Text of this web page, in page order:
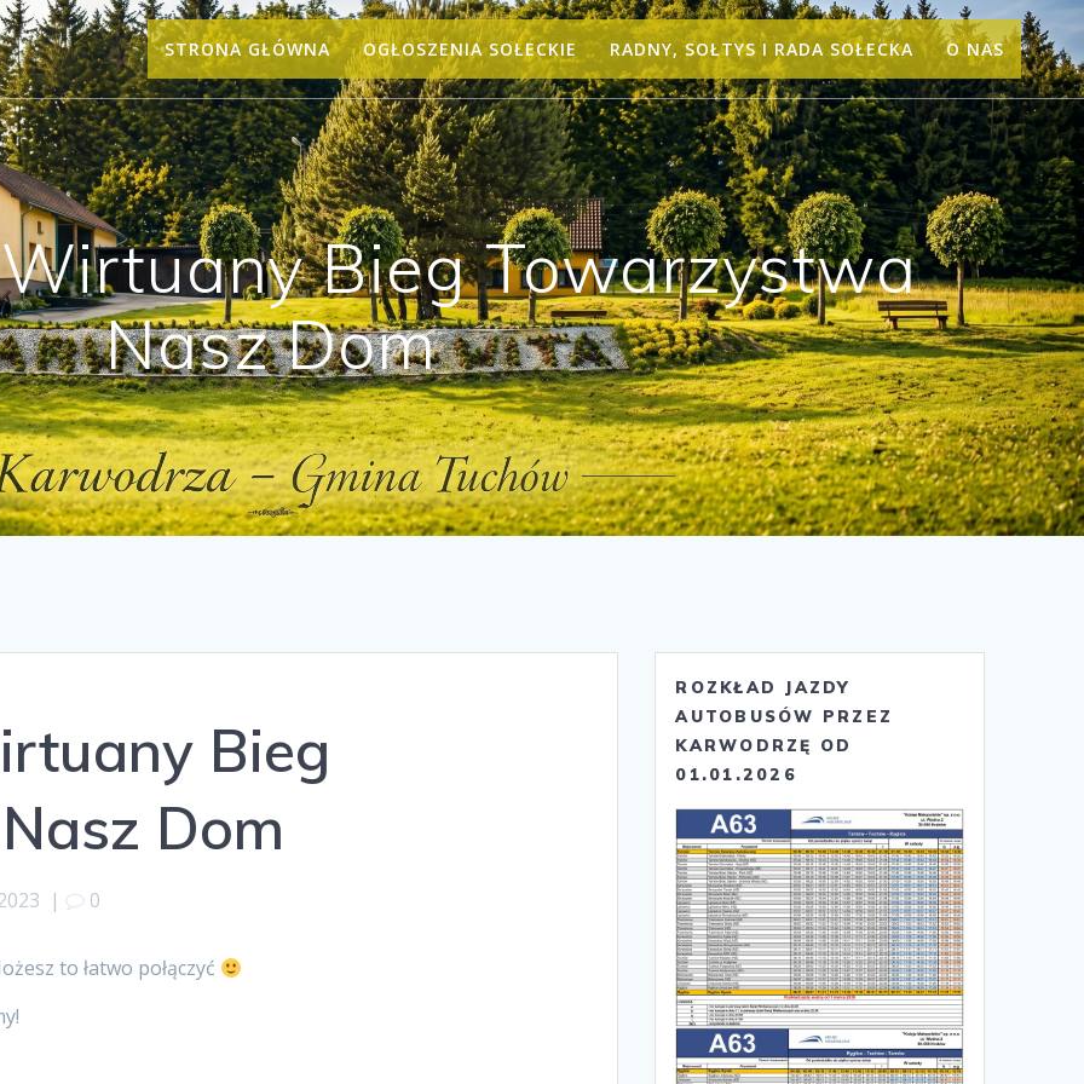
STRONA GŁÓWNA OGŁOSZENIA SOŁECKIE RADNY, SOŁTYS I RADA SOŁECKA O NAS
Bieg Towarzystwa
Nasz Dom
Bieg
Dom
| 0
to łatwo połączyć
ROZKŁAD JAZDY
AUTOBUSÓW PRZEZ
KARWODRZĘ OD
01.01.2026